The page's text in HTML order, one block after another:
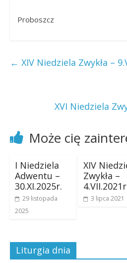
Proboszcz
← XIV Niedziela Zwykła –
XVI Niedziela
Może cię
I Niedziela
Adwentu –
30.XI.2025r.
29 listopada
2025
XIV
Zwykła –
3 lipca 2021
Liturgia dnia